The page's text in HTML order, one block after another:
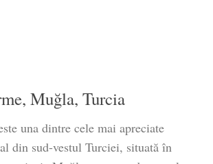
Muğla, Turcia
una dintre cele mai apreciate
din sud-vestul Turciei, situată în